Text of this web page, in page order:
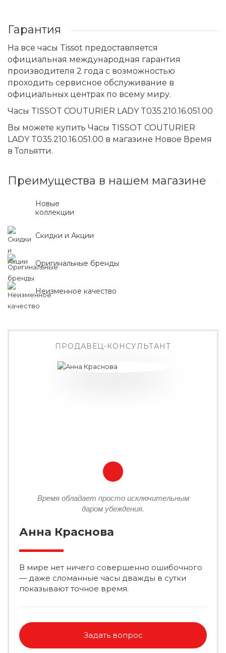
Гарантия
На все часы Tissot предоставляется
официальная международная гарантия
производителя 2 года с возможностью
проходить сервисное обслуживание в
официальных центрах по всему миру.
Часы TISSOT COUTURIER LADY T035.210.16.051.00
Вы можете купить Часы TISSOT COUTURIER
LADY T035.210.16.051.00 в магазине Новое Время
в Тольятти.
Преимущества в нашем магазине
Новые
коллекции
Скидки и Акции
Оригинальные бренды
Неизменное качество
ПРОДАВЕЦ-КОНСУЛЬТАНТ
Время обладает просто исключительным
даром убеждения.
Анна Краснова
В мире нет ничего совершенно ошибочного
— даже сломанные часы дважды в сутки
показывают точное время.
Задать вопрос